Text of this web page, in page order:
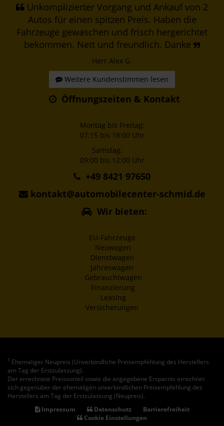
Unkomplizierter Vorgang und Ankauf von 2
Autos für einen spitzen Preis. Haben die
Fahrzeuge gewaschen und frisch hergerichtet
bekommen. Nett und freundlich. Danke
Herr Alex G.
Weitere Kundenstimmen lesen
Öffnungszeiten & Kontakt
Montag bis Freitag:
07:15 bis 18:00 Uhr
Samstag:
09:00 bis 12:00 Uhr
+49 8421 97650
kontakt@automobilecenter-schmid.de
Wir bieten:
EU-Fahrzeuge
Neuwagen
Dienstwagen
Jahreswagen
Gebrauchtwagen
Finanzierung
Leasing
Versicherungen
1 Ehemaliger Neupreis (Unverbindliche Preisempfehlung des Herstellers
am Tag der Erstzulassung).
Der errechnete Preisvorteil sowie die angegebene Ersparnis errechnet
sich gegenüber der ehemaligen unverbindlichen Preisempfehlung des
Herstellers am Tag der Erstzulassung (Neupreis).
Impressum
Datenschutz
Barrierefreiheit
Cookie Einstellungen